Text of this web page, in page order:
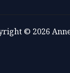
© 2026